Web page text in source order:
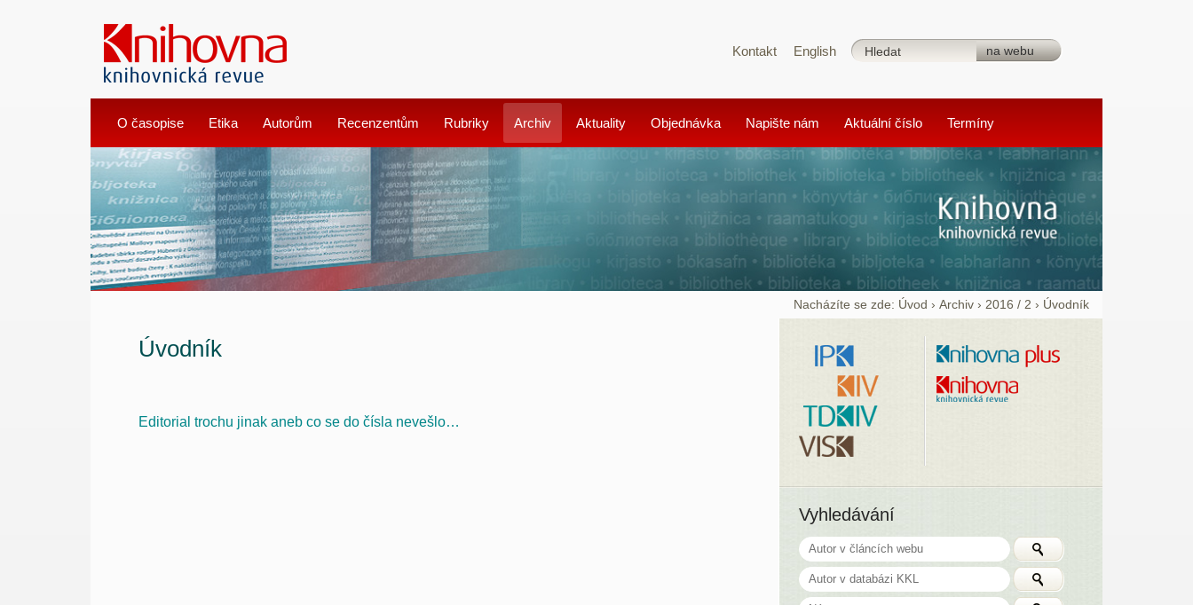
Kontakt English
O časopise Etika Autorům Recenzentům Rubriky Archiv Aktuality Objednávka Napište nám Aktuální číslo Termíny
Nacházíte se zde: Úvod ›Archiv › 2016 / 2 › Úvodník
Úvodník
Editorial trochu jinak aneb co se do čísla nevešlo…
Vyhledávání